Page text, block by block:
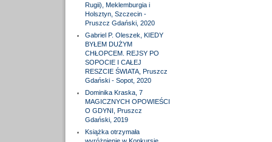
Rugii), Meklemburgia i
Holsztyn, Szczecin -
Pruszcz Gdański, 2020
Gabriel P. Oleszek, KIEDY
BYŁEM DUŻYM
CHŁOPCEM. REJSY PO
SOPOCIE I CAŁEJ
RESZCIE ŚWIATA, Pruszcz
Gdański - Sopot, 2020
Dominika Kraska, 7
MAGICZNYCH OPOWIEŚCI
O GDYNI, Pruszcz
Gdański, 2019
Książka otrzymała